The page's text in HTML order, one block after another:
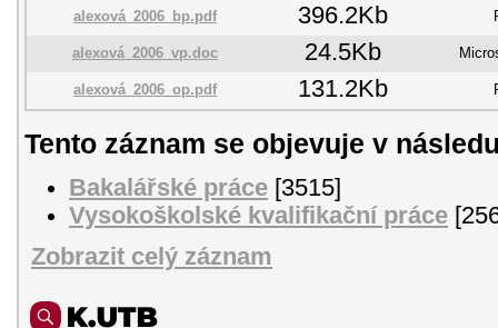
alexová_2006_bp.pdf
396.2Kb
alexová_2006_vp.doc 24.5Kb
alexová_2006_op.pdf 131.2Kb
Tento záznam se objevuje v
Bakalářské práce [3515]
Vysokoškolské kvalifikační práce
Zobrazit celý záznam